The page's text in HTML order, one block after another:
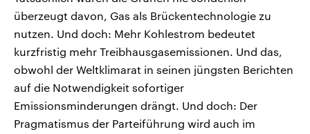
überzeugt davon, Gas als Brückentechnologie zu
nutzen. Und doch: Mehr Kohlestrom bedeutet
kurzfristig mehr Treibhausgasemissionen. Und das,
obwohl der Weltklimarat in seinen jüngsten Berichten
auf die Notwendigkeit sofortiger
Emissionsminderungen drängt. Und doch: Der
Pragmatismus der Parteiführung wird auch im